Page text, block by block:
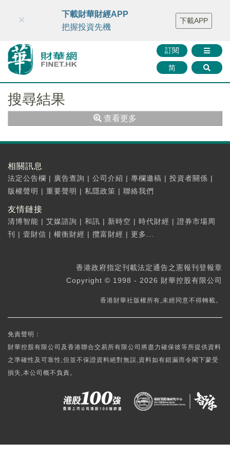
財華智庫網 FINTV FINMETA 財華證券 媒體矩陣
智庫沙龍
聯絡我們
訂閱
简
×
下載財華財經APP
把握投資先機
下載APP
搜尋結果
查看更多
相關訊息
法定公告欄 | 廣告查詢 | 公司介紹 | 專欄邀稿 | 投資者關係 |
版權聲明 | 重要聲明 | 私隱政策 | 聯絡我們
友情鏈接
清博智能 | 艾媒諮詢 | 和訊 | 新時空 | 時代財經 | 證券市場周
刊
| 壹財信 | 權衡財經 | 攬富財經 | 更多...
香港政府指定刊載法定通告之憲報刊登報章
Copyright © 1998 - 2026 財華控股有限公司
香港財華社版權所有,未經同意不得轉載。
免責聲明：
財華控股有限公司及香港聯合交易所有限公司將盡力確保彼等所提供資料
之準確性及可靠性,但並不保證資料絕對無誤,資料如有錯漏而令閣下蒙受
損失,本公司概不負責。